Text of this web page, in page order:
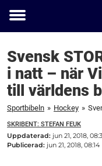
Toggle
Svensk
i natt – när
till världens
Sportbibeln » Hockey »
SKRIBENT: STEFAN FEUK
Uppdaterad: jun 21, 2018,
Publicerad: jun 21, 2018, 08:14